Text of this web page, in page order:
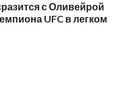
с Оливейрой
UFC в легком